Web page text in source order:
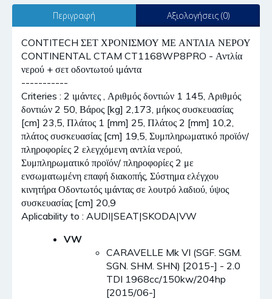
Περιγραφή Αξιολογήσεις (0)
CONTITECH ΣΕΤ ΧΡΟΝΙΣΜΟΥ ΜΕ ΑΝΤΛΙΑ ΝΕΡΟΥ
CONTINENTAL CTAM CT1168WP8PRO - Αντλία
νερού + σετ οδοντωτού ιμάντα
-----------
Criteries : 2 ιμάντες , Αριθμός δοντιών 1 145, Αριθμός
δοντιών 2 50, Βάρος [kg] 2,173, μήκος συσκευασίας
[cm] 23,5, Πλάτος 1 [mm] 25, Πλάτος 2 [mm] 10,2,
πλάτος συσκευασίας [cm] 19,5, Συμπληρωματικό προϊόν/
πληροφορίες 2 ελεγχόμενη αντλία νερού,
Συμπληρωματικό προϊόν/ πληροφορίες 2 με
ενσωματωμένη επαφή διακοπής, Σύστημα ελέγχου
κινητήρα Οδοντωτός ιμάντας σε λουτρό λαδιού, ύψος
συσκευασίας [cm] 20,9
Aplicability to : AUDI|SEAT|SKODA|VW
VW
CARAVELLE Mk VI (SGF. SGM.
SGN. SHM. SHN) [2015-] - 2.0
TDI 1968cc/150kw/204hp
[2015/06-]